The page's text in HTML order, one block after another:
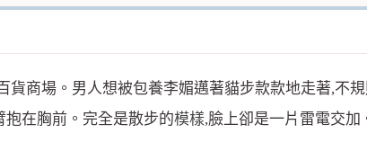
貨商場。男人想被包養李媚邁著貓步款款地走著,不
抱在胸前。完全是散步的模樣,臉上卻是一片雷電交加